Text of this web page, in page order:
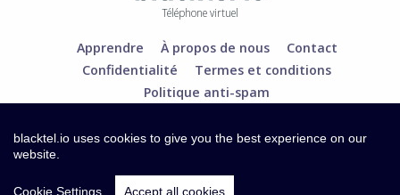
Téléphone virtuel
Apprendre À propos de nous
Contact
Confidentialité
Termes et conditions
Politique anti-spam
blacktel.io uses cookies to give you the best experience on our
website.
Cookie Settings Accept all cookies